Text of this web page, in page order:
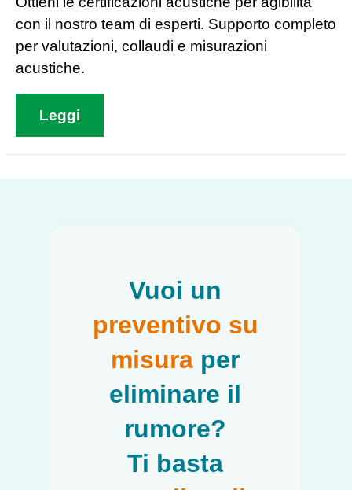
con il nostro team di esperti. Supporto completo
per valutazioni, collaudi e misurazioni
acustiche.
Leggi
Salta blocco
Vuoi un
preventivo su
misura per
eliminare il
rumore?
Ti basta